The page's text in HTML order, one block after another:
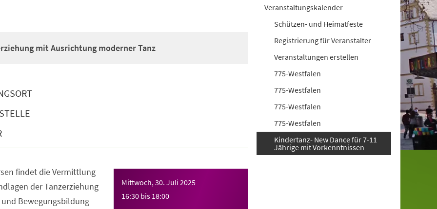
mit Ausrichtung moderner Tanz
Mittwoch, 30. Juli 2025
16:30 bis 18:00
findet die Vermittlung
der Tanzerziehung
Bewegungsbildung
Veranstaltungskalender
Schützen- und Heimatfeste
Registrierung für Veranstalter
Veranstaltungen erstellen
775-Westfalen
775-Westfalen
775-Westfalen
775-Westfalen
Kindertanz- New Dance für 7-11
Jährige mit Vorkenntnissen